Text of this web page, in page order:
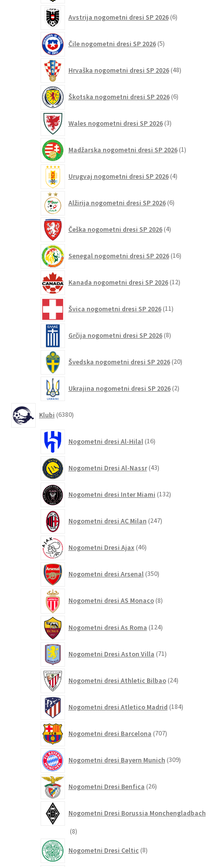
Avstrija nogometni dresi SP 2026 6izdelkov
Čile nogometni dresi SP 2026 5izdelkov
Hrvaška nogometni dresi SP 2026 48izdelkov
Škotska nogometni dresi SP 2026 6izdelkov
Wales nogometni dresi SP 2026 3izdelki
Madžarska nogometni dresi SP 2026 1izdelek
Urugvaj nogometni dresi SP 2026 4izdelki
Alžirija nogometni dresi SP 2026 6izdelkov
Češka nogometni dresi SP 2026 4izdelki
Senegal nogometni dresi SP 2026 16izdelkov
Kanada nogometni dresi SP 2026 12izdelkov
Švica nogometni dresi SP 2026 11izdelkov
Grčija nogometni dresi SP 2026 8izdelkov
Švedska nogometni dresi SP 2026 20izdelkov
Ukrajina nogometni dresi SP 2026 2izdelka
Klubi 6380izdelkov
Nogometni dresi Al-Hilal 16izdelkov
Nogometni Dresi Al-Nassr 43izdelkov
Nogometni dresi Inter Miami 132izdelkov
Nogometni dresi AC Milan 247izdelkov
Nogometni Dresi Ajax 46izdelkov
Nogometni dresi Arsenal 350izdelkov
Nogometni dresi AS Monaco 8izdelkov
Nogometni dresi As Roma 124izdelkov
Nogometni Dresi Aston Villa 71izdelkov
Nogometni dresi Athletic Bilbao 24izdelkov
Nogometni dresi Atletico Madrid 184izdelkov
Nogometni dresi Barcelona 707izdelkov
Nogometni dresi Bayern Munich 309izdelkov
Nogometni Dresi Benfica 26izdelkov
Nogometni Dresi Borussia Monchengladbach
88
Nogometni Dresi Celtic 8izdelkov